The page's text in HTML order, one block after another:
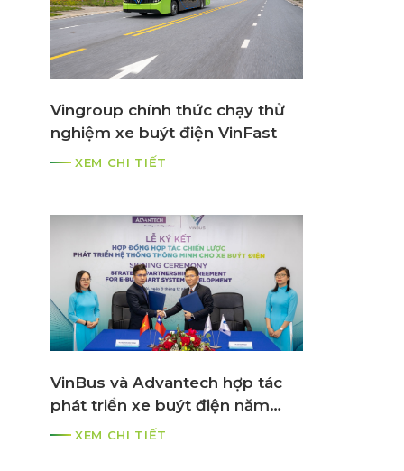
Vingroup chính thức chạy thử
nghiệm xe buýt điện VinFast
XEM CHI TIẾT
VinBus và Advantech hợp tác
phát triển xe buýt điện năm
2021XEM CHI TIẾT